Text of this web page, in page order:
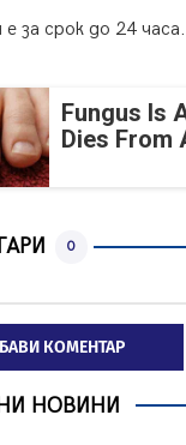
за срок до 24 часа.
Fungus Is
Dies From
0
КОМЕНТАР
НОВИНИ